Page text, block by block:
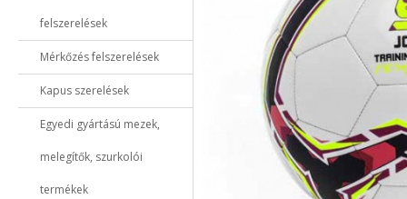
felszerelések
Mérkőzés felszerelések
Kapus szerelések
Egyedi gyártású mezek,
melegítők, szurkolói
termékek